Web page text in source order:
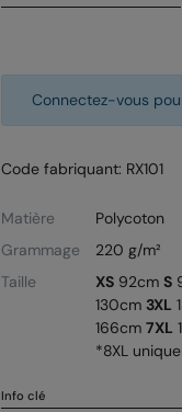
Connectez-vous
Code fabriquant: RX101
Matière
Polycoton
Grammage
220 g/m²
Taille
XS92cm S
130cm 3XL
166cm 7XL
*8XL
Info clé